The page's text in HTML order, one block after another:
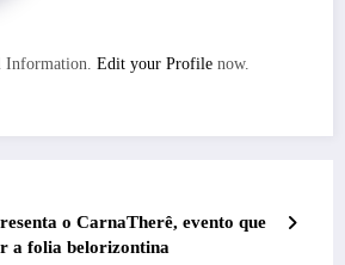
Information. Edit your Profile now.
o CarnaTherê, evento que
a folia belorizontina